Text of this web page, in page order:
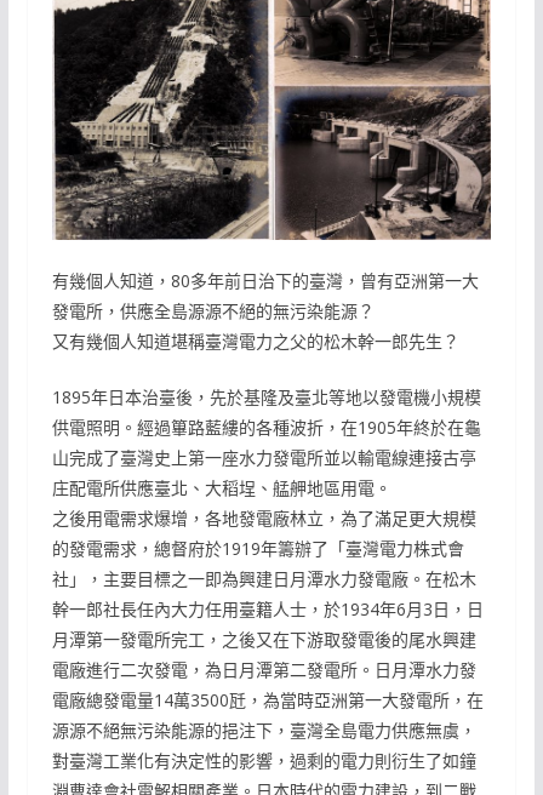
有幾個人知道，80多年前日治下的臺灣，曾有亞洲第一大
發電所，供應全島源源不絕的無污染能源？
又有幾個人知道堪稱臺灣電力之父的松木幹一郎先生？
1895年日本治臺後，先於基隆及臺北等地以發電機小規模
供電照明。經過篳路藍縷的各種波折，在1905年終於在龜
山完成了臺灣史上第一座水力發電所並以輸電線連接古亭
庄配電所供應臺北、大稻埕、艋舺地區用電。
之後用電需求爆增，各地發電廠林立，為了滿足更大規模
的發電需求，總督府於1919年籌辦了「臺灣電力株式會
社」，主要目標之一即為興建日月潭水力發電廠。在松木
幹一郎社長任內大力任用臺籍人士，於1934年6月3日，日
月潭第一發電所完工，之後又在下游取發電後的尾水興建
電廠進行二次發電，為日月潭第二發電所。日月潭水力發
電廠總發電量14萬3500瓩，為當時亞洲第一大發電所，在
源源不絕無污染能源的挹注下，臺灣全島電力供應無虞，
對臺灣工業化有決定性的影響，過剩的電力則衍生了如鐘